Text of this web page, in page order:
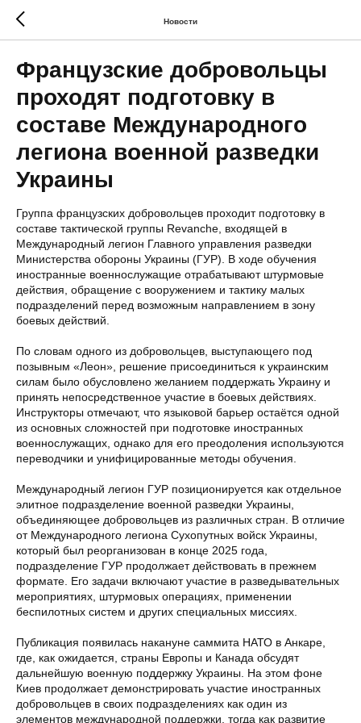
Новости
Французские добровольцы
проходят подготовку в
составе Международного
легиона военной разведки
Украины
Группа французских добровольцев проходит подготовку в
составе тактической группы Revanche, входящей в
Международный легион Главного управления разведки
Министерства обороны Украины (ГУР). В ходе обучения
иностранные военнослужащие отрабатывают штурмовые
действия, обращение с вооружением и тактику малых
подразделений перед возможным направлением в зону
боевых действий.
По словам одного из добровольцев, выступающего под
позывным «Леон», решение присоединиться к украинским
силам было обусловлено желанием поддержать Украину и
принять непосредственное участие в боевых действиях.
Инструкторы отмечают, что языковой барьер остаётся одной
из основных сложностей при подготовке иностранных
военнослужащих, однако для его преодоления используются
переводчики и унифицированные методы обучения.
Международный легион ГУР позиционируется как отдельное
элитное подразделение военной разведки Украины,
объединяющее добровольцев из различных стран. В отличие
от Международного легиона Сухопутных войск Украины,
который был реорганизован в конце 2025 года,
подразделение ГУР продолжает действовать в прежнем
формате. Его задачи включают участие в разведывательных
мероприятиях, штурмовых операциях, применении
беспилотных систем и других специальных миссиях.
Публикация появилась накануне саммита НАТО в Анкаре,
где, как ожидается, страны Европы и Канада обсудят
дальнейшую военную поддержку Украины. На этом фоне
Киев продолжает демонстрировать участие иностранных
добровольцев в своих подразделениях как один из
элементов международной поддержки, тогда как развитие